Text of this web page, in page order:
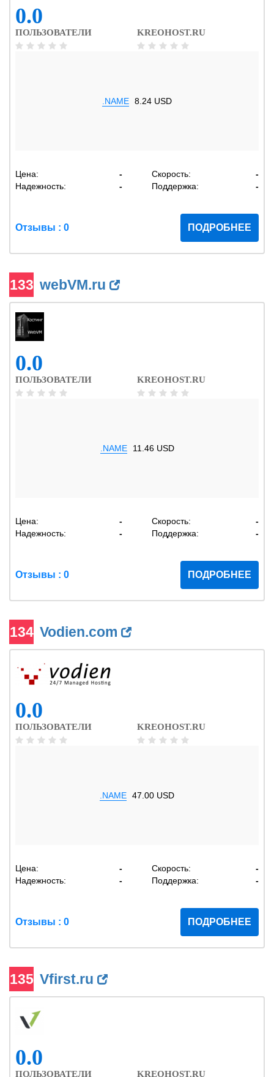
0.0
ПОЛЬЗОВАТЕЛИ KREOHOST.RU
.NAME 8.24 USD
Цена: - Скорость:
-
Надежность:
- Поддержка: -
Отзывы : 0 ПОДРОБНЕЕ
133 webVM.ru
0.0
ПОЛЬЗОВАТЕЛИ KREOHOST.RU
.NAME 11.46 USD
Цена: - Скорость:
-
Надежность:
- Поддержка: -
Отзывы : 0 ПОДРОБНЕЕ
134 Vodien.com
0.0
ПОЛЬЗОВАТЕЛИ KREOHOST.RU
.NAME 47.00 USD
Цена: - Скорость:
-
Надежность:
- Поддержка: -
Отзывы : 0 ПОДРОБНЕЕ
135 Vfirst.ru
0.0
ПОЛЬЗОВАТЕЛИ KREOHOST.RU